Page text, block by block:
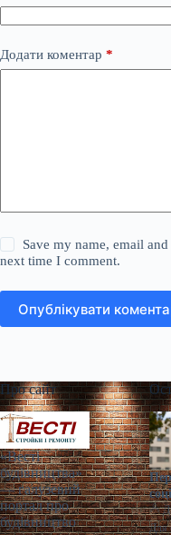
Додати коментар *
Save my name, email
next time I comment.
Опублікувати
Про сайт
«Весті
будівництва»
— галузевий
портал про
будівництво
в
Для